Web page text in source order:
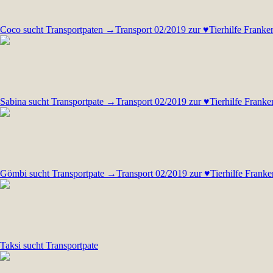
Coco sucht Transportpaten →Transport 02/2019 zur ♥Tierhilfe
Sabina sucht Transportpate →Transport 02/2019 zur ♥Tierhilfe
Gömbi sucht Transportpate →Transport 02/2019 zur ♥Tierhilfe
Taksi sucht Transportpate